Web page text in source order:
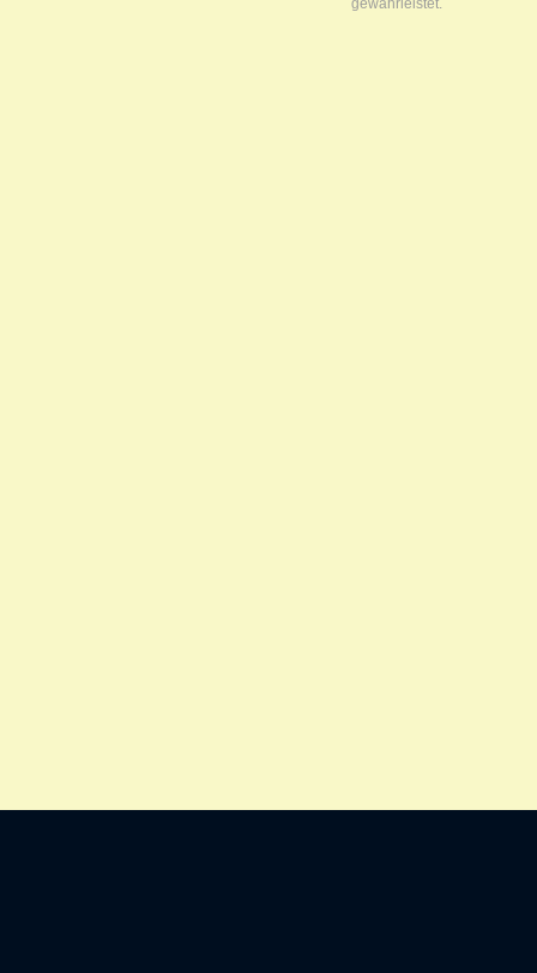
gewährleistet.